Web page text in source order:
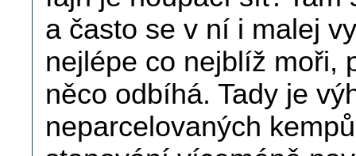
a často se v ní i malej
nejlépe co nejblíž moři,
něco odbíhá. Tady je
neparcelovaných